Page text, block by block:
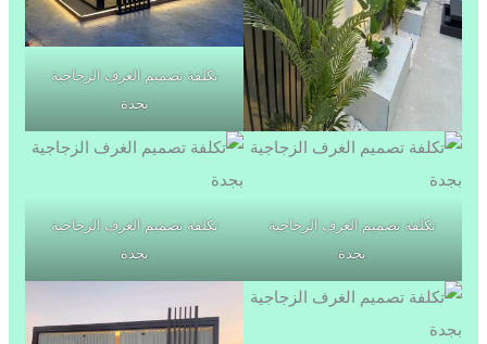
تكلفة تصميم الغرف الزجاجية
بجدة
تكلفة تصميم الغرف الزجاجية
بجدة
تكلفة تصميم الغرف الزجاجية
بجدة